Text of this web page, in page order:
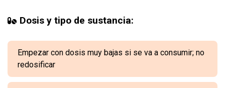
Dosis y tipo de sustancia:
Empezar con dosis muy bajas si se va a consumir; no
redosificar